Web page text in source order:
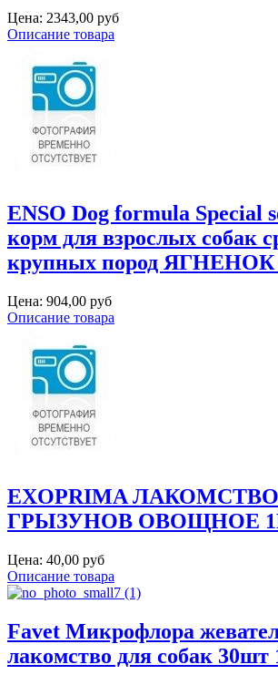
Цена: 2343,00 руб
Описание товара
ENSO Dog formula Special
корм для взрослых собак
крупных пород ЯГНЕНОК
Цена: 904,00 руб
Описание товара
EXOPRIMA
ГРЫЗУНОВ ОВОЩНОЕ
Цена: 40,00 руб
Описание товара
Favet Микрофлора
лакомство для собак 30шт